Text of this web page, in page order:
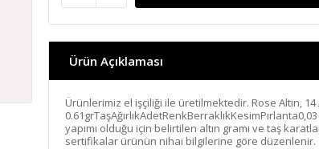
Ürün Açıklaması
Ürünlerimiz el işçiliği ile üretilmektedir. Rose Altın, 14
yapımı olduğu için belirtilen altın gramı ve taş
sertifikalar ürünün nihai bilgilerine göre düzenlenir.